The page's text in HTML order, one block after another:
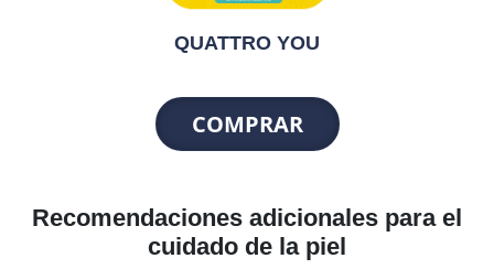
QUATTRO YOU
COMPRAR
Recomendaciones adicionales para el
cuidado de la piel